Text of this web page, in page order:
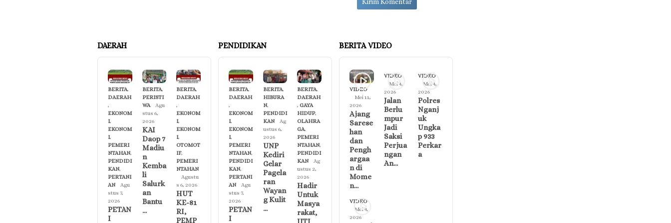
DAERAH
BERITA,
DAERAH
,
EKONOM
I,
EKONOM
I,
PEMERI
NTAHAN,
PENDIDI
KAN,
PERTANI
AN
Agu
stus 7,
2026
PETAN
I
BERITA,
PERISTI
WA
Agu
stus 6,
2026
KAI
Daop 7
Madiu
n
Kemba
li
Salurk
an
Bantu
…
BERITA,
DAERAH
,
EKONOM
I,
EKONOM
I,
OTOMOT
IF,
PEMERI
NTAHAN
Agustu
s 6, 2026
HUT
KE-81
RI,
PEMP
PENDIDIKAN
BERITA,
DAERAH
,
EKONOM
I,
EKONOM
I,
PEMERI
NTAHAN,
PENDIDI
KAN,
PERTANI
AN
Agu
stus 7,
2026
PETAN
I
BERITA,
HIBURA
N,
PENDIDI
KAN
Ag
ustus 6,
2026
UNP
Kediri
Gelar
Pagela
ran
Wayan
g Kulit
…
BERITA,
DAERAH
, GAYA
HIDUP,
OLAHRA
GA,
PEMERI
NTAHAN,
PENDIDI
KAN
Ag
ustus 2,
2026
Hadir
Untuk
Masya
rakat,
BERITA VIDEO
VIDEO
Mei 11,
2026
Ajang
Sarese
han
dan
Pengh
argaa
n di
Mome
n…
VIDEO
Mei 4,
2026
Jalan
Berlu
mpur
Jadi
Saksi
Perjua
ngan
An…
VIDEO
Mei 4,
2026
Polres
Nganj
uk
Ungka
p 933
Perkar
a
VIDEO
Mei 4,
2026